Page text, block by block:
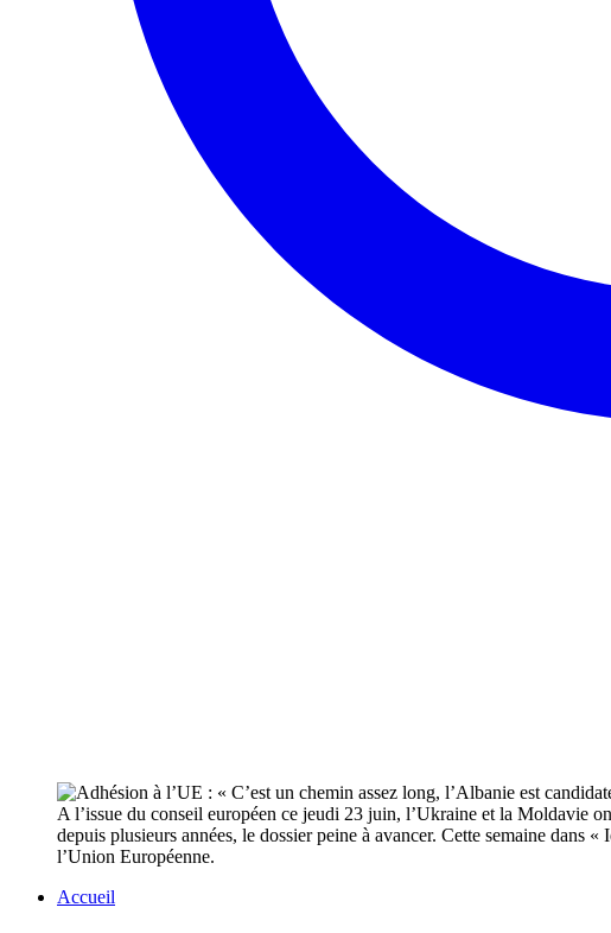
A l’issue du conseil européen ce jeudi 23 juin, l’Ukraine et la Moldavie
depuis plusieurs années, le dossier peine à avancer. Cette semaine dans
l’Union Européenne.
Accueil